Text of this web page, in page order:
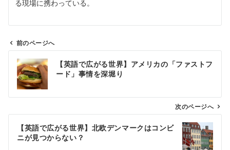
る現場に携わっている。
前のページへ
【英語で広がる世界】アメリカの「ファストフ
ード」事情を深堀り
次のページへ
【英語で広がる世界】北欧デンマークはコンビ
ニが見つからない？